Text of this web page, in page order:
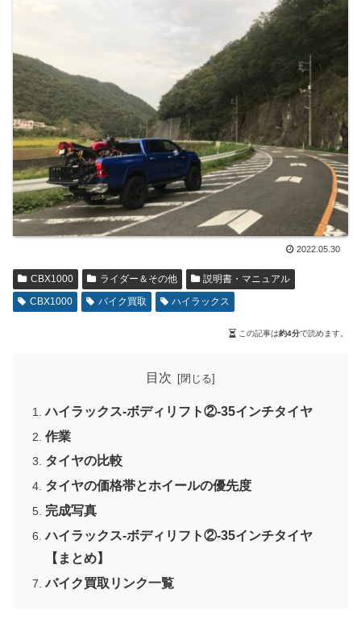
2022.05.30
CBX1000 ライダー＆その他
説明書・マニュアル
CBX1000
バイク買取 ハイラックス
この記事は約4分で読めます。
目次
ハイラックス-ボディリフト②-35インチタイヤ
作業
タイヤの比較
タイヤの価格帯とホイールの優先度
完成写真
ハイラックス-ボディリフト②-35インチタイヤ
【まとめ】
バイク買取リンク一覧